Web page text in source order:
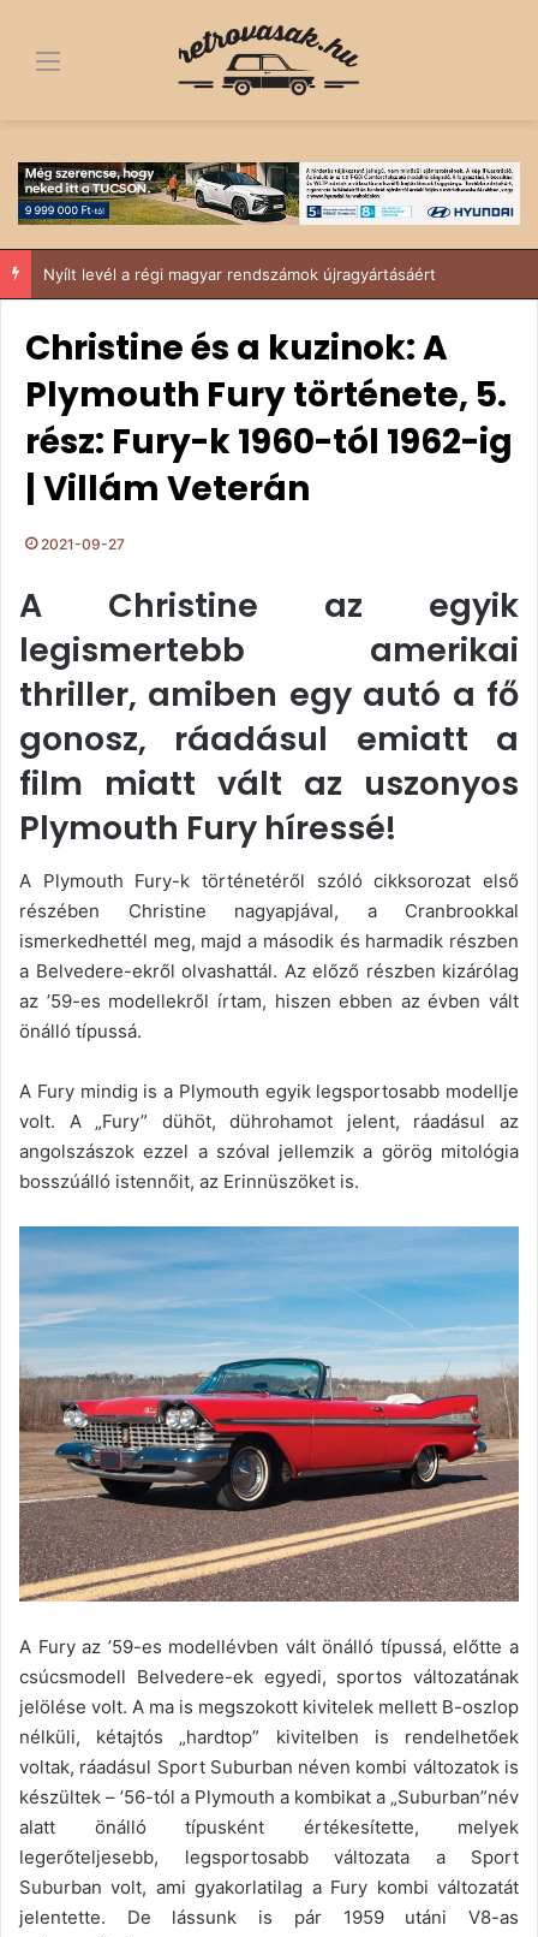
Menü
Christine és a kuzinok: A
Plymouth Fury története, 5.
rész: Fury-k 1960-tól 1962-ig
| Villám Veterán
2021-09-27
A Christine az egyik
legismertebb amerikai
thriller, amiben egy autó a fő
gonosz, ráadásul emiatt a
film miatt vált az uszonyos
Plymouth Fury híressé!
A Plymouth Fury-k történetéről szóló cikksorozat első
részében Christine nagyapjával, a Cranbrookkal
ismerkedhettél meg, majd a második és harmadik részben
a Belvedere-ekről olvashattál. Az előző részben kizárólag
az ’59-es modellekről írtam, hiszen ebben az évben vált
önálló típussá.
A Fury mindig is a Plymouth egyik legsportosabb modellje
volt. A „Fury” dühöt, dührohamot jelent, ráadásul az
angolszászok ezzel a szóval jellemzik a görög mitológia
bosszúálló istennőit, az Erinnüszöket is.
A Fury az ’59-es modellévben vált önálló típussá, előtte a
csúcsmodell Belvedere-ek egyedi, sportos változatának
jelölése volt. A ma is megszokott kivitelek mellett B-oszlop
nélküli, kétajtós „hardtop” kivitelben is rendelhetőek
voltak, ráadásul Sport Suburban néven kombi változatok is
készültek – ’56-tól a Plymouth a kombikat a „Suburban”név
alatt önálló típusként értékesítette, melyek
legerőteljesebb, legsportosabb változata a Sport
Suburban volt, ami gyakorlatilag a Fury kombi változatát
jelentette. De lássunk is pár 1959 utáni V8-as